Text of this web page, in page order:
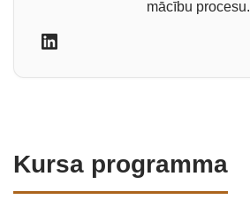
mācību procesu.
Kursa programma